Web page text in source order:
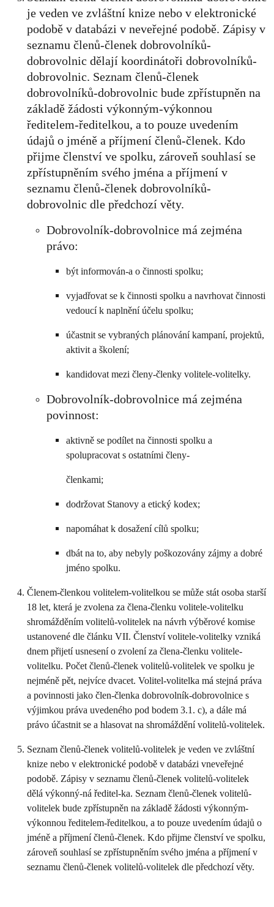
je veden ve zvláštní knize nebo v elektronické
podobě v databázi v neveřejné podobě. Zápisy v
seznamu členů-členek dobrovolníků-
dobrovolnic dělají koordinátoři dobrovolníků-
dobrovolnic. Seznam členů-členek
dobrovolníků-dobrovolnic bude zpřístupněn na
základě žádosti výkonným-výkonnou
ředitelem-ředitelkou, a to pouze uvedením
údajů o jméně a příjmení členů-členek. Kdo
přijme členství ve spolku, zároveň souhlasí se
zpřístupněním svého jména a příjmení v
seznamu členů-členek dobrovolníků-
dobrovolnic dle předchozí věty.
Dobrovolník-dobrovolnice má zejména
právo:
být informován-a o činnosti spolku;
vyjadřovat se k činnosti spolku a navrhovat činnosti
vedoucí k naplnění účelu spolku;
účastnit se vybraných plánování kampaní, projektů,
aktivit a školení;
kandidovat mezi členy-členky volitele-volitelky.
Dobrovolník-dobrovolnice má zejména
povinnost:
aktivně se podílet na činnosti spolku a
spolupracovat s ostatními členy-
členkami;
dodržovat Stanovy a etický kodex;
napomáhat k dosažení cílů spolku;
dbát na to, aby nebyly poškozovány zájmy a dobré
jméno spolku.
Členem-členkou volitelem-volitelkou se může stát osoba starší
18 let, která je zvolena za člena-členku volitele-volitelku
shromážděním volitelů-volitelek na návrh výběrové komise
ustanovené dle článku VII. Členství volitele-volitelky vzniká
dnem přijetí usnesení o zvolení za člena-členku volitele-
volitelku. Počet členů-členek volitelů-volitelek ve spolku je
nejméně pět, nejvíce dvacet. Volitel-volitelka má stejná práva
a povinnosti jako člen-členka dobrovolník-dobrovolnice s
výjimkou práva uvedeného pod bodem 3.1. c), a dále má
právo účastnit se a hlasovat na shromáždění volitelů-volitelek.
Seznam členů-členek volitelů-volitelek je veden ve zvláštní
knize nebo v elektronické podobě v databázi vneveřejné
podobě. Zápisy v seznamu členů-členek volitelů-volitelek
dělá výkonný-ná ředitel-ka. Seznam členů-členek volitelů-
volitelek bude zpřístupněn na základě žádosti výkonným-
výkonnou ředitelem-ředitelkou, a to pouze uvedením údajů o
jméně a příjmení členů-členek. Kdo přijme členství ve spolku,
zároveň souhlasí se zpřístupněním svého jména a příjmení v
seznamu členů-členek volitelů-volitelek dle předchozí věty.